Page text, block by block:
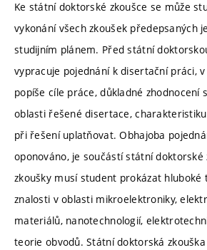
Ke státní doktorské zkoušce se může
vykonání všech zkoušek předepsaných
studijním plánem. Před státní
vypracuje pojednání k disertační práci,
popíše cíle práce, důkladné zhodnocení
oblasti řešené disertace,
při řešení uplatňovat. Obhajoba
oponováno, je součástí státní doktorské
zkoušky musí student prokázat
znalosti v oblasti mikroelektroniky,
materiálů, nanotechnologií,
teorie obvodů. Státní doktorská